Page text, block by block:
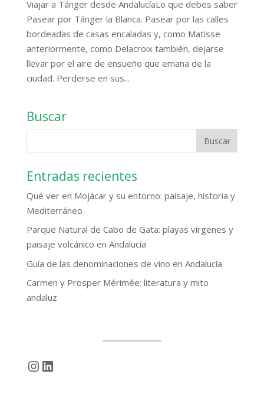
Viajar a Tánger desde AndalucíaLo que debes saber
Pasear por Tánger la Blanca. Pasear por las calles
bordeadas de casas encaladas y, como Matisse
anteriormente, como Delacroix también, dejarse
llevar por el aire de ensueño que emana de la
ciudad. Perderse en sus...
Buscar
Entradas recientes
Qué ver en Mojácar y su entorno: paisaje, historia y
Mediterráneo
Parque Natural de Cabo de Gata: playas vírgenes y
paisaje volcánico en Andalucía
Guía de las denominaciones de vino en Andalucía
Carmen y Prosper Mérimée: literatura y mito
andaluz
Instagram
LinkedIn